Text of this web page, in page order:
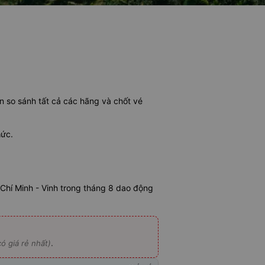
so sánh tất cả các hãng và chốt vé
Minh - Vinh trong tháng 8 dao động
giá rẻ nhất).